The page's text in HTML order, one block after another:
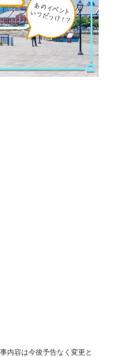
内容は今後予告なく変更と